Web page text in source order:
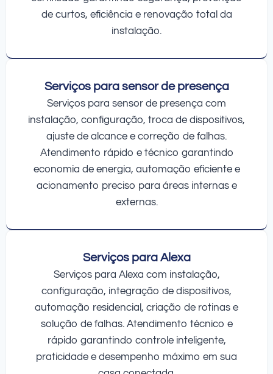
de curtos, eficiência e renovação total da
instalação.
Serviços para sensor de presença
Serviços para sensor de presença com
instalação, configuração, troca de dispositivos,
ajuste de alcance e correção de falhas.
Atendimento rápido e técnico garantindo
economia de energia, automação eficiente e
acionamento preciso para áreas internas e
externas.
Serviços para Alexa
Serviços para Alexa com instalação,
configuração, integração de dispositivos,
automação residencial, criação de rotinas e
solução de falhas. Atendimento técnico e
rápido garantindo controle inteligente,
praticidade e desempenho máximo em sua